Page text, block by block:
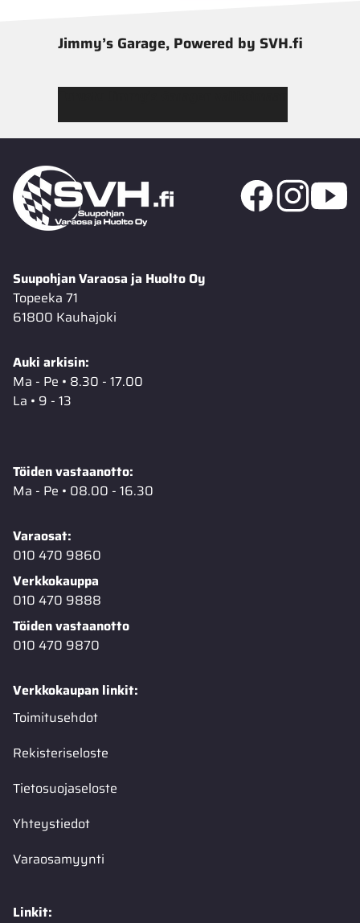
Jimmy’s Garage, Powered by SVH.fi
Suupohjan Varaosa ja Huolto Oy
Topeeka 71
61800 Kauhajoki
Auki arkisin:
Ma - Pe • 8.30 - 17.00
La • 9 - 13
Töiden vastaanotto:
Ma - Pe • 08.00 - 16.30
Varaosat:
010 470 9860
Verkkokauppa
010 470 9888
Töiden vastaanotto
010 470 9870
Verkkokaupan linkit:
Toimitusehdot
Rekisteriseloste
Tietosuojaseloste
Yhteystiedot
Varaosamyynti
Linkit: